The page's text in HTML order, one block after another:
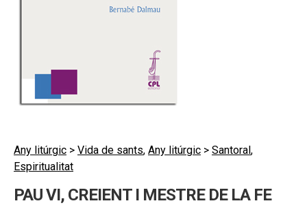
Any litúrgic > Vida de sants, Any litúrgic > Santoral,
Espiritualitat
PAU VI, CREIENT I MESTRE DE LA FE